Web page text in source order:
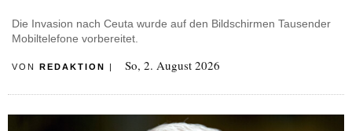
Die Invasion nach Ceuta wurde auf den Bildschirmen Tausender
Mobiltelefone vorbereitet.
VON REDAKTION | So, 2. August 2026